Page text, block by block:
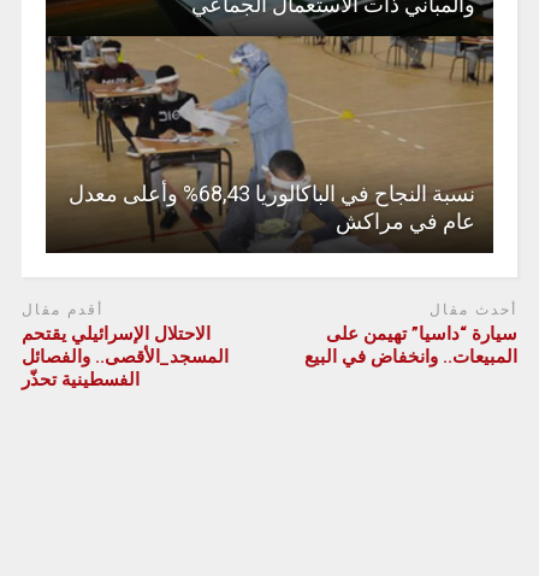
نسبة النجاح في الباكالوريا 68,43% وأعلى معدل
عام في مراكش
أحدث مقال
سيارة “داسيا” تهيمن على
المبيعات.. وانخفاض في البيع
أقدم مقال
الاحتلال الإسرائيلي يقتحم
المسجد_الأقصى.. والفصائل
الفسطينية تحذّر